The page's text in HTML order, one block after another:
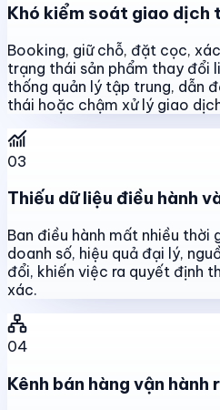
Khó kiểm soát giao dịch
Booking, giữ chỗ, đặt cọc,
trạng thái sản phẩm thay đổi
thống quản lý tập trung, dẫn
thái hoặc chậm xử lý giao
03
Thiếu dữ liệu điều hành
Ban điều hành mất nhiều thời
doanh số, hiệu quả đại lý,
đổi, khiến việc ra quyết định
xác.
04
Kênh bán hàng vận hành